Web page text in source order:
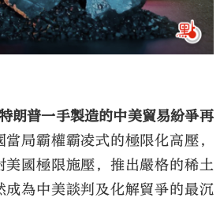
朗普一手製造的中美貿易紛爭再
當局霸權霸凌式的極限化高壓，
美國極限施壓，推出嚴格的稀土
成為中美談判及化解貿爭的最沉